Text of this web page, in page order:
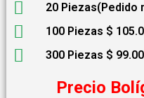
20 Piezas(Pedido
100 Piezas $
300 Piezas $
Precio